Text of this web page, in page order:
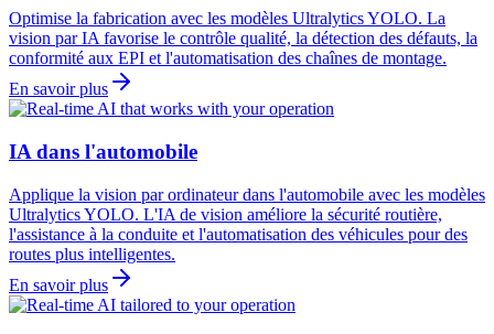
Optimise la fabrication avec les modèles Ultralytics YOLO. La
vision par IA favorise le contrôle qualité, la détection des défauts, la
conformité aux EPI et l'automatisation des chaînes de montage.
En savoir plus
IA dans l'automobile
Applique la vision par ordinateur dans l'automobile avec les modèles
Ultralytics YOLO. L'IA de vision améliore la sécurité routière,
l'assistance à la conduite et l'automatisation des véhicules pour des
routes plus intelligentes.
En savoir plus